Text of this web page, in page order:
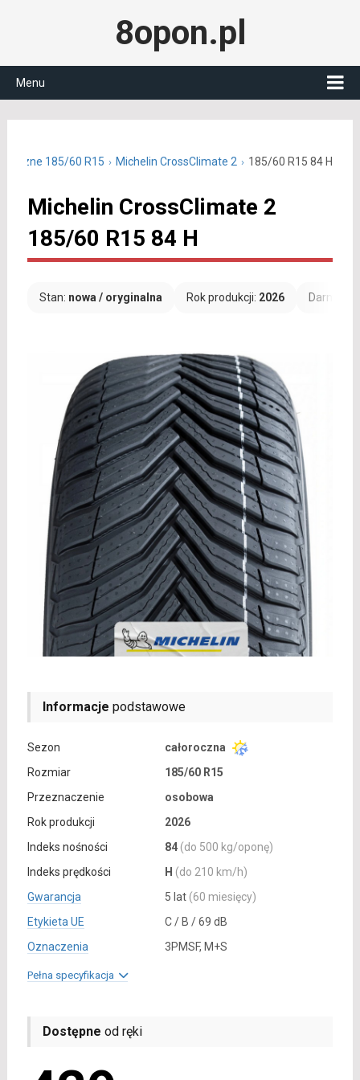
8opon.pl
Menu
185/60 R15 Michelin CrossClimate 2 185/60 R15 84 H
Michelin CrossClimate 2
185/60 R15 84 H
Stan: nowa / oryginalna Rok produkcji: 2026
Informacje podstawowe
Sezon
całoroczna
Rozmiar
185/60 R15
Przeznaczenie
osobowa
Rok produkcji
2026
Indeks nośności
84 (do 500 kg/oponę)
Indeks prędkości
H (do 210 km/h)
Gwarancja
5 lat (60 miesięcy)
Etykieta UE
C / B / 69 dB
Oznaczenia
3PMSF, M+S
Pełna specyfikacja
Dostępne od ręki